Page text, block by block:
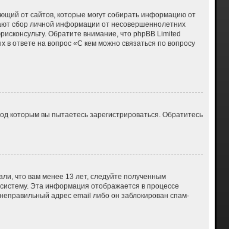
от сайтов, которые могут собирать информацию от
сбор личной информации от несовершеннолетних
Обратите внимание, что phpBB Limited
ответе на вопрос «С кем можно связаться по вопросу
которым вы пытаетесь зарегистрироваться. Обратитесь
что вам менее 13 лет, следуйте полученным
Эта информация отображается в процессе
адрес email либо он заблокирован спам-